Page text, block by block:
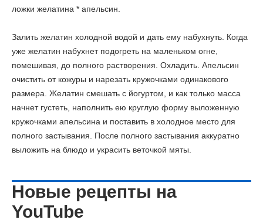
ложки желатина * апельсин.
Залить желатин холодной водой и дать ему набухнуть. Когда
уже желатин набухнет подогреть на маленьком огне,
помешивая, до полного растворения. Охладить. Апельсин
очистить от кожуры и нарезать кружочками одинакового
размера. Желатин смешать с йогуртом, и как только масса
начнет густеть, наполнить ею круглую форму выложенную
кружочками апельсина и поставить в холодное место для
полного застывания. После полного застывания аккуратно
выложить на блюдо и украсить веточкой мяты.
Новые рецепты на
YouTube